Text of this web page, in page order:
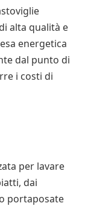
alta qualità e
energetica
dal punto di
i costi di
per lavare
dai
portaposate